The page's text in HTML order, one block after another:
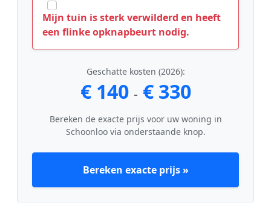
Mijn tuin is sterk verwilderd en heeft
een flinke opknapbeurt nodig.
Geschatte kosten (2026):
€ 140 - € 330
Bereken de exacte prijs voor uw woning in
Schoonloo via onderstaande knop.
Bereken exacte prijs »